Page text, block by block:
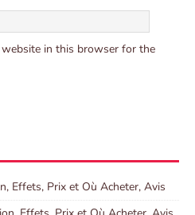
website in this browser for the
Effets, Prix et Où Acheter, Avis